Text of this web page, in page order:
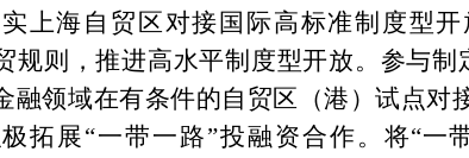
上海自贸区对接国际高标准制度型开
规则，推进高水平制度型开放。参与
融领域在有条件的自贸区（港）试点对
拓展“一带一路”投融资合作。将“一